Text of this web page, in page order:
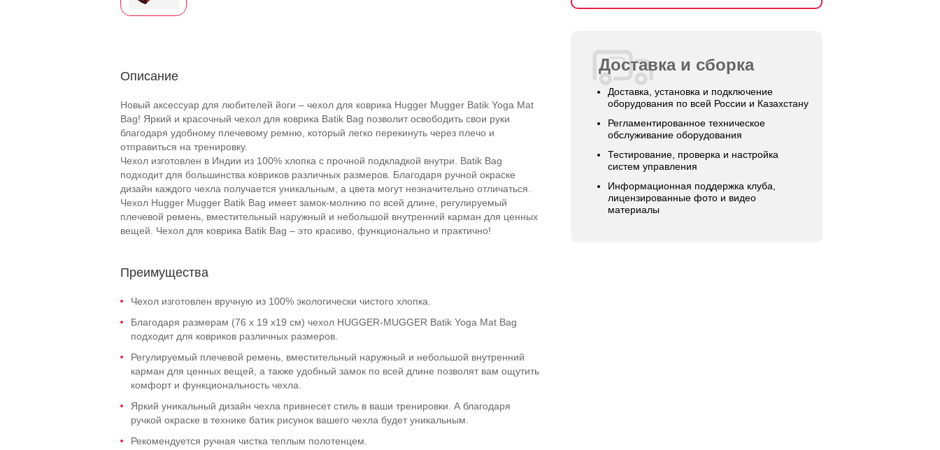
Доставка и сборка
Доставка, установка и подключение
оборудования по всей России и Казахстану
Регламентированное техническое
обслуживание оборудования
Тестирование, проверка и настройка
систем управления
Информационная поддержка клуба,
лицензированные фото и видео
материалы
Описание
Новый аксессуар для любителей йоги – чехол для коврика Hugger Mugger Batik Yoga Mat
Bag! Яркий и красочный чехол для коврика Batik Bag позволит освободить свои руки
благодаря удобному плечевому ремню, который легко перекинуть через плечо и
отправиться на тренировку.
Чехол изготовлен в Индии из 100% хлопка с прочной подкладкой внутри. Batik Bag
подходит для большинства ковриков различных размеров. Благодаря ручной окраске
дизайн каждого чехла получается уникальным, а цвета могут незначительно отличаться.
Чехол Hugger Mugger Batik Bag имеет замок-молнию по всей длине, регулируемый
плечевой ремень, вместительный наружный и небольшой внутренний карман для ценных
вещей. Чехол для коврика Batik Bag – это красиво, функционально и практично!
Преимущества
Чехол изготовлен вручную из 100% экологически чистого хлопка.
Благодаря размерам (76 х 19 х19 см) чехол HUGGER-MUGGER Batik Yoga Mat Bag
подходит для ковриков различных размеров.
Регулируемый плечевой ремень, вместительный наружный и небольшой внутренний
карман для ценных вещей, а также удобный замок по всей длине позволят вам ощутить
комфорт и функциональность чехла.
Яркий уникальный дизайн чехла привнесет стиль в ваши тренировки. А благодаря
ручкой окраске в технике батик рисунок вашего чехла будет уникальным.
Рекомендуется ручная чистка теплым полотенцем.